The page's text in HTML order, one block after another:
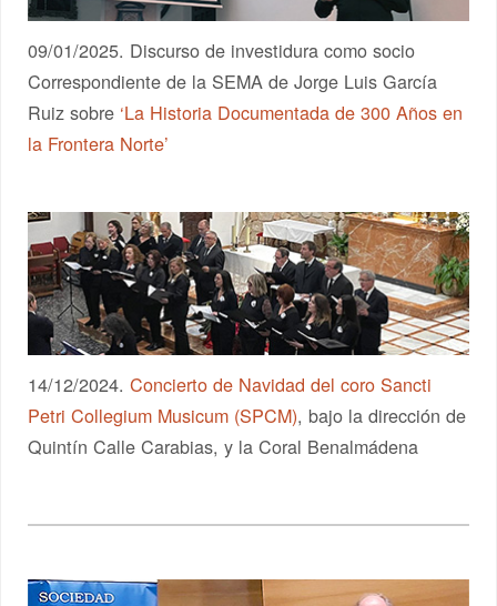
09/01/2025. Discurso de investidura como socio
Correspondiente de la SEMA de Jorge Luis García
Ruiz sobre ‘La Historia Documentada de 300 Años en
la Frontera Norte’
14/12/2024.Concierto de Navidad del coro Sancti
Petri Collegium Musicum (SPCM), bajo la dirección de
Quintín Calle Carabias, y la Coral Benalmádena